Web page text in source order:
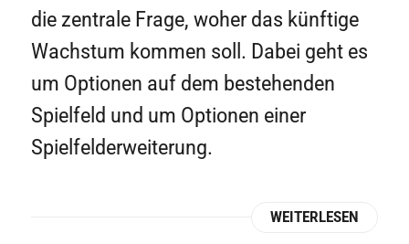
die zentrale Frage, woher das künftige
Wachstum kommen soll. Dabei geht es
um Optionen auf dem bestehenden
Spielfeld und um Optionen einer
Spielfelderweiterung.
WEITERLESEN